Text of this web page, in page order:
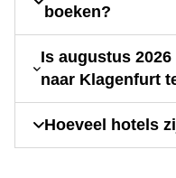
boeken?
Is augustus
naar Klagenfurt
Hoeveel hotels